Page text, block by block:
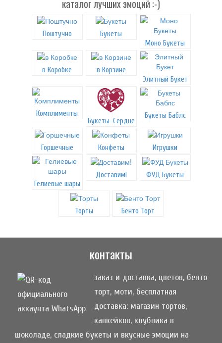
каталог лучших эмоций :-)
Поштучно
Букеты
Моно Букеты
в Коробке
в Корзине
Элитный Букет
Комплименты
Букеты-Сердце
Букеты Баблс
Горшечные Конфеты Игрушки
Гелиевые шары
Доставим! ФУД Букеты
Торты Бенто Торт
контакты
заказ и доставка, цветов, бенто
торт, моти, бесплатная
доставка: магазин тортов,
капкейков, клубника в
шоколаде, сладкие букеты и вкусные эмоции на